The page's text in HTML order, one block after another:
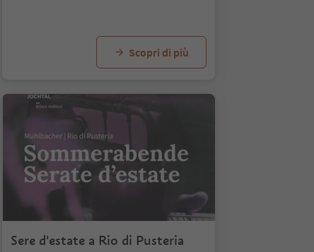
Scopri di più
Sere d'estate a Rio di Pusteria